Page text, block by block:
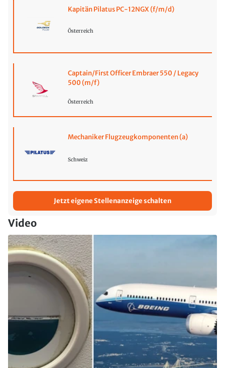
Kapitän Pilatus PC-12NGX (f/m/d)
Österreich
Captain/First Officer Embraer 550 / Legacy
500 (m/f)
Österreich
Mechaniker Flugzeugkomponenten (a)
Schweiz
Jetzt eigene Stellenanzeige schalten
Video